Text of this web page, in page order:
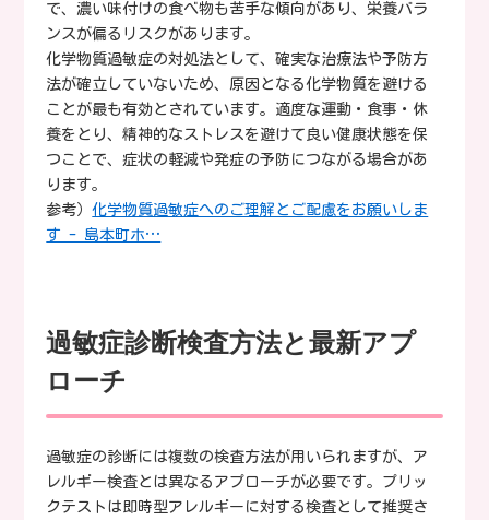
で、濃い味付けの食べ物も苦手な傾向があり、栄養バラ
ンスが偏るリスクがあります。
化学物質過敏症の対処法として、確実な治療法や予防方
法が確立していないため、原因となる化学物質を避ける
ことが最も有効とされています。適度な運動・食事・休
養をとり、精神的なストレスを避けて良い健康状態を保
つことで、症状の軽減や発症の予防につながる場合があ
ります。
参考）化学物質過敏症へのご理解とご配慮をお願いしま
す - 島本町ホ…
過敏症診断検査方法と最新アプ
ローチ
過敏症の診断には複数の検査方法が用いられますが、ア
レルギー検査とは異なるアプローチが必要です。プリッ
クテストは即時型アレルギーに対する検査として推奨さ